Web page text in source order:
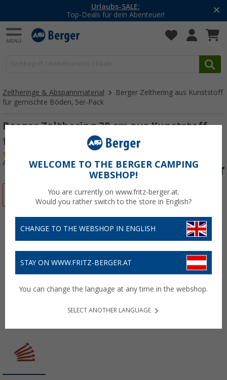
-20% auf Kleidung und Schuhe
Mit dem Aktionscode20SSV
Zeltheringe & Abspannmaterial
Berger Zelthering aus Kunststoff
für gemischte Böden, 5er-Pack
Berger Zelthering 30 cm aus Kunststoff
für gemischte Böden, 5er-Pack
Art.-Nr.: 402380WELCOME TO THE BERGER CAMPING
WEBSHOP!
You are currently on www.fritz-berger.at.
Would you rather switch to the store in English?
CHANGE TO THE WEBSHOP IN ENGLISH
STAY ON WWW.FRITZ-BERGER.AT
You can change the language at any time in the webshop.
SELECT ANOTHER LANGUAGE